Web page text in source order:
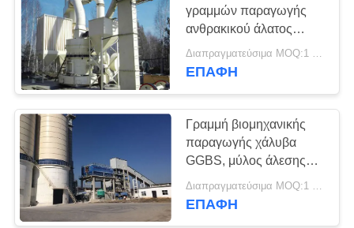
ΠΟΙΟΤΙΚΌΣ
ΈΛΕΓΧΟΣ
ΜΑΣ
ΕΛΆΤΕ
ΣΕ
ΕΠΑΦΉ
ΜΕ
γραμμών παραγωγής
ανθρακικού άλατος
ασβεστίου μεγάλης
περιεκτικότητας
Διαπραγματεύσιμα MOQ:1 ομάδα
ΕΠΑΦΉ
Γραμμή βιομηχανικής
παραγωγής χάλυβα
GGBS, μύλος άλεσης
γραμμών παραγωγής
σκονών σκουριάς
ΕΠΑΦΉ